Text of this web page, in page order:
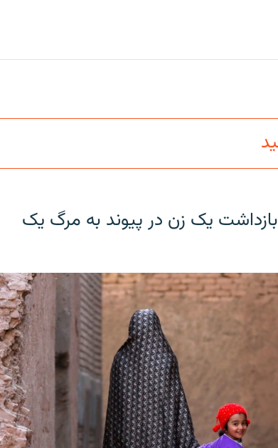
بازداشت یک زن در پیوند به مرگ یک